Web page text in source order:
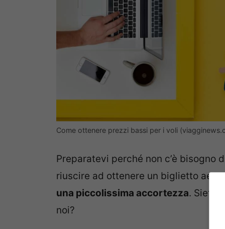
Come ottenere prezzi bassi per i voli
Preparatevi perché non c’è bisogno
riuscire ad ottenere un biglietto
una piccolissima accortezza. Siete
noi?